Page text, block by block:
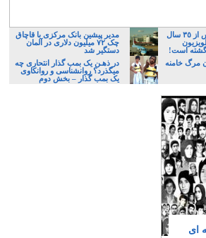
مهملات بنی صدر پس از ٣٥ سال
است!
مدیر پیشین بانک مرکزی با قاچاق
چک ۷۲ میلیون دلاری در آلمان
دستگیر شد
مرگ خامنه
در ذهـن یک بمب گذار انتحاری چه
میگذرد؟ روانشناسی و روانکاوی
یک بمب گذار – بخش دوم
ای